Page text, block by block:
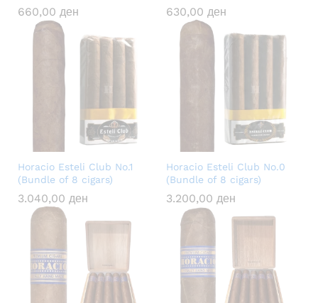
660,00 ден 630,00 ден
Horacio Esteli Club No.1
(Bundle of 8 cigars)
3.040,00 ден
Horacio Esteli Club No.0
(Bundle of 8 cigars)
3.200,00 ден